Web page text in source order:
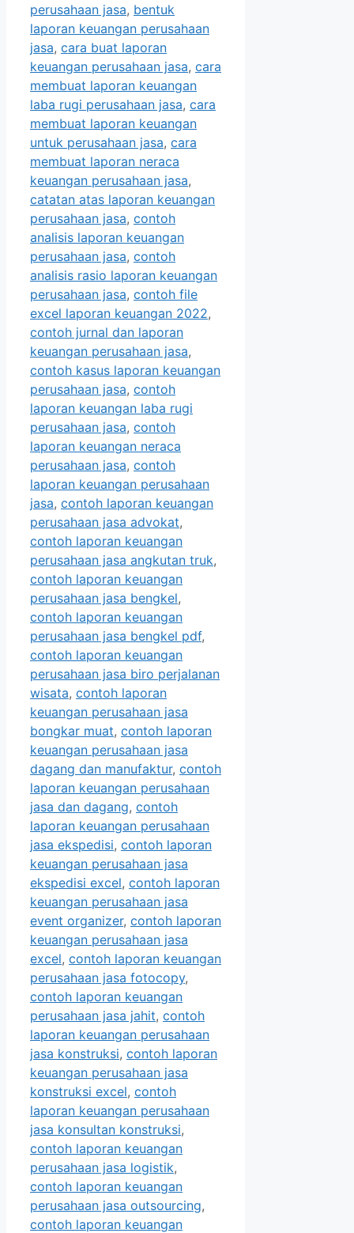
perusahaan jasa, bentuk
laporan keuangan perusahaan
jasa, cara buat laporan
keuangan perusahaan jasa, cara
membuat laporan keuangan
laba rugi perusahaan jasa, cara
membuat laporan keuangan
untuk perusahaan jasa, cara
membuat laporan neraca
keuangan perusahaan jasa,
catatan atas laporan keuangan
perusahaan jasa, contoh
analisis laporan keuangan
perusahaan jasa, contoh
analisis rasio laporan keuangan
perusahaan jasa, contoh file
excel laporan keuangan 2022,
contoh jurnal dan laporan
keuangan perusahaan jasa,
contoh kasus laporan keuangan
perusahaan jasa, contoh
laporan keuangan laba rugi
perusahaan jasa, contoh
laporan keuangan neraca
perusahaan jasa, contoh
laporan keuangan perusahaan
jasa, contoh laporan keuangan
perusahaan jasa advokat,
contoh laporan keuangan
perusahaan jasa angkutan truk,
contoh laporan keuangan
perusahaan jasa bengkel,
contoh laporan keuangan
perusahaan jasa bengkel pdf,
contoh laporan keuangan
perusahaan jasa biro perjalanan
wisata, contoh laporan
keuangan perusahaan jasa
bongkar muat, contoh laporan
keuangan perusahaan jasa
dagang dan manufaktur, contoh
laporan keuangan perusahaan
jasa dan dagang, contoh
laporan keuangan perusahaan
jasa ekspedisi, contoh laporan
keuangan perusahaan jasa
ekspedisi excel, contoh laporan
keuangan perusahaan jasa
event organizer, contoh laporan
keuangan perusahaan jasa
excel, contoh laporan keuangan
perusahaan jasa fotocopy,
contoh laporan keuangan
perusahaan jasa jahit, contoh
laporan keuangan perusahaan
jasa konstruksi, contoh laporan
keuangan perusahaan jasa
konstruksi excel, contoh
laporan keuangan perusahaan
jasa konsultan konstruksi,
contoh laporan keuangan
perusahaan jasa logistik,
contoh laporan keuangan
perusahaan jasa outsourcing,
contoh laporan keuangan